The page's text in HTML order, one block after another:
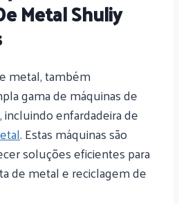
Metal Shuliy
metal, também
gama de máquinas de
enfardadeira de
. Estas máquinas são
soluções eficientes para
de metal e reciclagem de